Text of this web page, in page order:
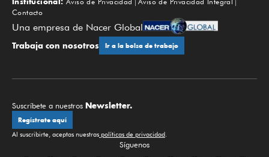
Contacto
Una empresa de Nacer Global
Trabaja con nosotros Ir a la bolsa de trabajo
Suscríbete a nuestros Newsletter.
Regístrate aquí
Al suscribirte, aceptas nuestras políticas de privacidad.
Síguenos